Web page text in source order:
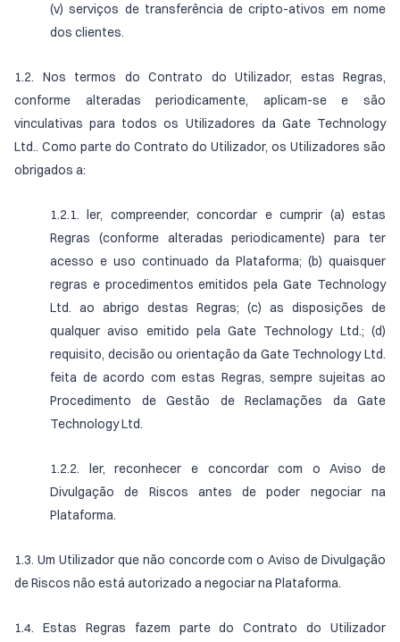
(v) serviços de transferência de cripto-ativos em nome
dos clientes.
1.2. Nos termos do Contrato do Utilizador, estas Regras,
conforme alteradas periodicamente, aplicam-se e são
vinculativas para todos os Utilizadores da Gate Technology
Ltd.. Como parte do Contrato do Utilizador, os Utilizadores são
obrigados a:
1.2.1. ler, compreender, concordar e cumprir (a) estas
Regras (conforme alteradas periodicamente) para ter
acesso e uso continuado da Plataforma; (b) quaisquer
regras e procedimentos emitidos pela Gate Technology
Ltd. ao abrigo destas Regras; (c) as disposições de
qualquer aviso emitido pela Gate Technology Ltd.; (d)
requisito, decisão ou orientação da Gate Technology Ltd.
feita de acordo com estas Regras, sempre sujeitas ao
Procedimento de Gestão de Reclamações da Gate
Technology Ltd.
1.2.2. ler, reconhecer e concordar com o Aviso de
Divulgação de Riscos antes de poder negociar na
Plataforma.
1.3. Um Utilizador que não concorde com o Aviso de Divulgação
de Riscos não está autorizado a negociar na Plataforma.
1.4. Estas Regras fazem parte do Contrato do Utilizador